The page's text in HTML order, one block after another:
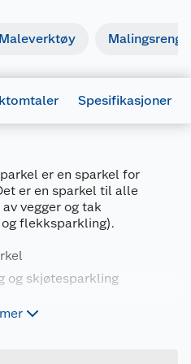
Maleverktøy
Spesifikasjoner
er en sparkel for
er en sparkel til alle
vegger og tak
flekksparkling).
og skjøtesparkling
7031157808341